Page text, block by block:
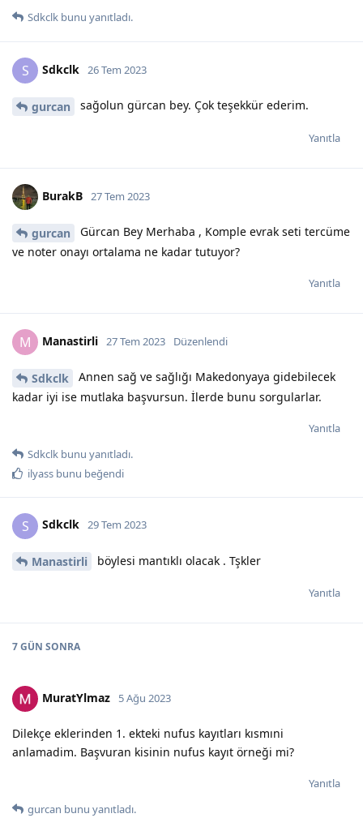
Sdkclk bunu yanıtladı.
S Sdkclk 26 Tem 2023
gurcan sağolun gürcan bey. Çok teşekkür ederim.
Yanıtla
BurakB 27 Tem 2023
gurcan
Gürcan Bey Merhaba , Komple evrak seti tercüme
ve noter onayı ortalama ne kadar tutuyor?
Yanıtla
M Manastirli 27 Tem 2023 Düzenlendi
Sdkclk
Annen sağ ve sağlığı Makedonyaya gidebilecek
kadar iyi ise mutlaka başvursun. İlerde bunu sorgularlar.
Yanıtla
Sdkclk bunu yanıtladı.
ilyass bunu beğendi
S Sdkclk 29 Tem 2023
Manastirli böylesi mantıklı olacak . Tşkler
Yanıtla
7 GÜN SONRA
MuratYlmaz 5 Ağu 2023
Dilekçe eklerinden 1. ekteki nufus kayıtları kısmıni
anlamadim. Başvuran kisinin nufus kayıt örneği mi?
Yanıtla
gurcan bunu yanıtladı.